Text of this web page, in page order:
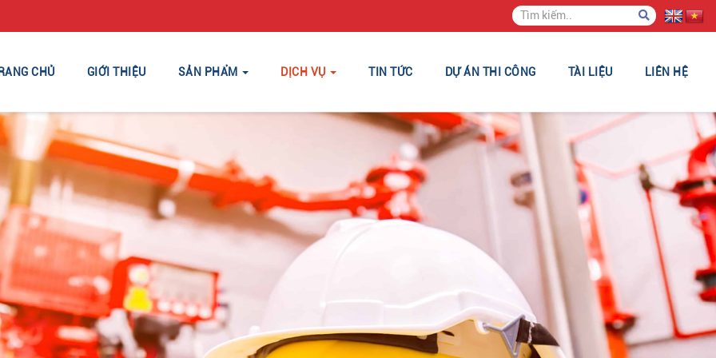
CHỦ GIỚI THIỆU SẢN PHẨM DỊCH VỤ TIN TỨC DỰ ÁN THI CÔNG TÀI LIỆU LIÊN HỆ